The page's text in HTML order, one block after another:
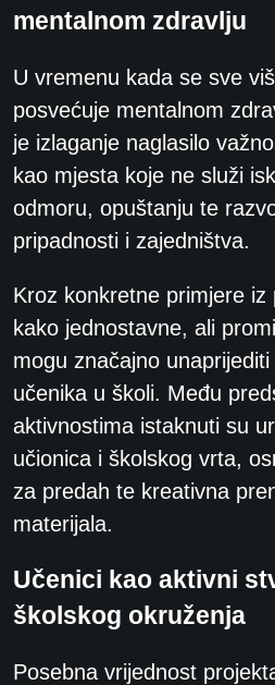
mentalnom zdravlju
U vremenu kada se sve
posvećuje mentalnom
je izlaganje naglasilo
kao mjesta koje ne služi
odmoru, opuštanju te
pripadnosti i zajedništva.
Kroz konkretne primjere
kako jednostavne, ali
mogu značajno
učenika u školi. Među
aktivnostima istaknuti su
učionica i školskog vrta,
za predah te kreativna
materijala.
Učenici kao aktivni
školskog okruženja
Posebna vrijednost